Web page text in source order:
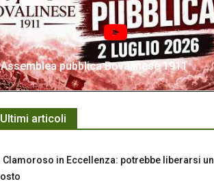
Assemblea pubblica Bovalinese 1911
Ultimi articoli
Clamoroso in Eccellenza: potrebbe liberarsi un